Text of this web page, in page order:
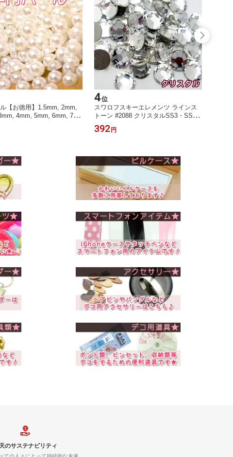
【お徳用】1.5mm, 2mm,
4mm, 5mm, 6mm, 7m
10mm クリーム＆ホ
ー ラインストーンとして
4位
スワロフスキーエレメンツ ラインス
トーン #2088 クリスタルSS3・SS
5・SS7・SS9・SS12・SS16・SS2
0・SS30・SS34・SS40・SS48【RC
392 円
のサステナビリティ